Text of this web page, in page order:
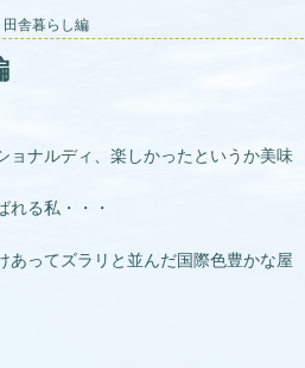
舎暮らし編
ョナルディ、楽しかったというか美味
れる私・・・
あってズラリと並んだ国際色豊かな屋